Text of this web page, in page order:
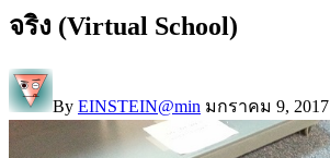
จริง (Virtual School)
By EINSTEIN@min มกราคม 9, 2017